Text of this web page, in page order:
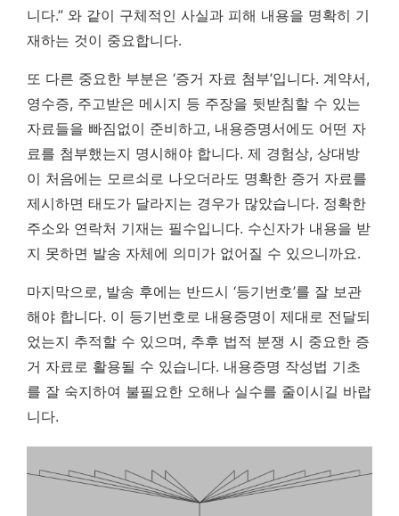
니다.” 와 같이 구체적인 사실과 피해 내용을 명확히 기
재하는 것이 중요합니다.
또 다른 중요한 부분은 ‘증거 자료 첨부’입니다. 계약서,
영수증, 주고받은 메시지 등 주장을 뒷받침할 수 있는
자료들을 빠짐없이 준비하고, 내용증명서에도 어떤 자
료를 첨부했는지 명시해야 합니다. 제 경험상, 상대방
이 처음에는 모르쇠로 나오더라도 명확한 증거 자료를
제시하면 태도가 달라지는 경우가 많았습니다. 정확한
주소와 연락처 기재는 필수입니다. 수신자가 내용을 받
지 못하면 발송 자체에 의미가 없어질 수 있으니까요.
마지막으로, 발송 후에는 반드시 ‘등기번호’를 잘 보관
해야 합니다. 이 등기번호로 내용증명이 제대로 전달되
었는지 추적할 수 있으며, 추후 법적 분쟁 시 중요한 증
거 자료로 활용될 수 있습니다. 내용증명 작성법 기초
를 잘 숙지하여 불필요한 오해나 실수를 줄이시길 바랍
니다.